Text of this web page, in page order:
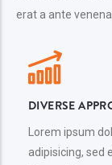
erat a ante
DIVERSE
Lorem ipsum
adipisicing, sed